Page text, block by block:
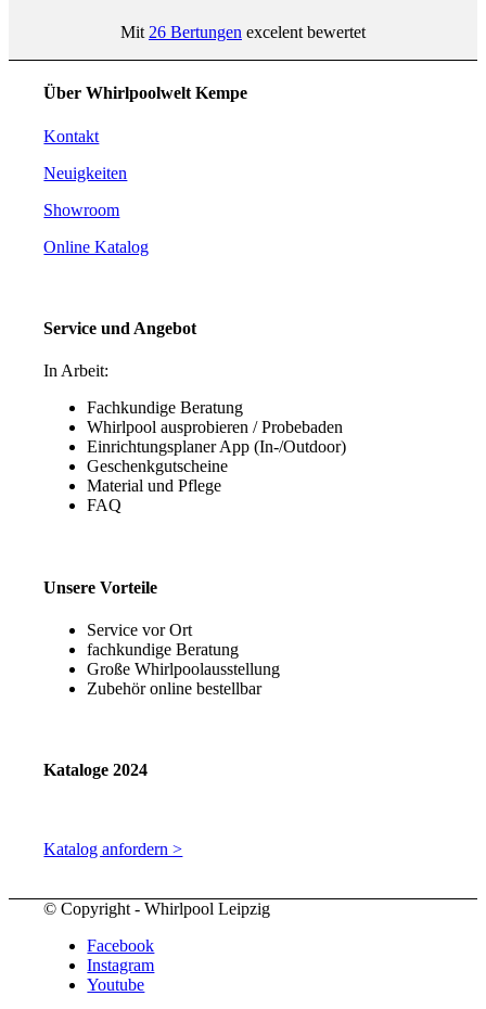
Mit 26 Bertungen excelent bewertet
Über Whirlpoolwelt Kempe
Kontakt
Neuigkeiten
Showroom
Online Katalog
Service und Angebot
In Arbeit:
Fachkundige Beratung
Whirlpool ausprobieren / Probebaden
Einrichtungsplaner App (In-/Outdoor)
Geschenkgutscheine
Material und Pflege
FAQ
Unsere Vorteile
Service vor Ort
fachkundige Beratung
Große Whirlpoolausstellung
Zubehör online bestellbar
Kataloge 2024
Katalog anfordern >
© Copyright - Whirlpool Leipzig
Facebook
Instagram
Youtube